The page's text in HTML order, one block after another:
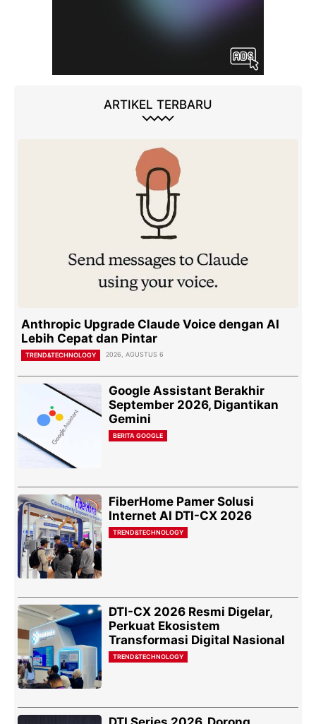
ARTIKEL TERBARU
Anthropic Upgrade Claude Voice dengan AI
Lebih Cepat dan Pintar
TREND&TECHNOLOGY 2026, AGUSTUS 6
Google Assistant Berakhir
September 2026, Digantikan
Gemini
BERITA GOOGLE
FiberHome Pamer Solusi
Internet AI DTI-CX 2026
TREND&TECHNOLOGY
DTI-CX 2026 Resmi Digelar,
Perkuat Ekosistem
Transformasi Digital Nasional
TREND&TECHNOLOGY